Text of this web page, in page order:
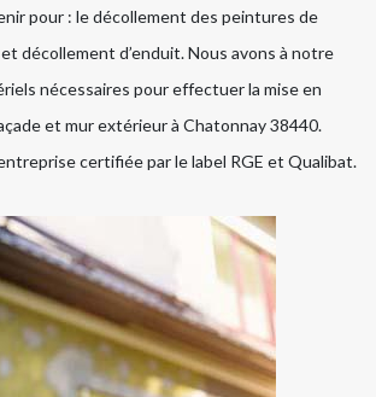
pour : le décollement des peintures de
décollement d’enduit. Nous avons à notre
nécessaires pour effectuer la mise en
et mur extérieur à Chatonnay 38440.
certifiée par le label RGE et Qualibat.